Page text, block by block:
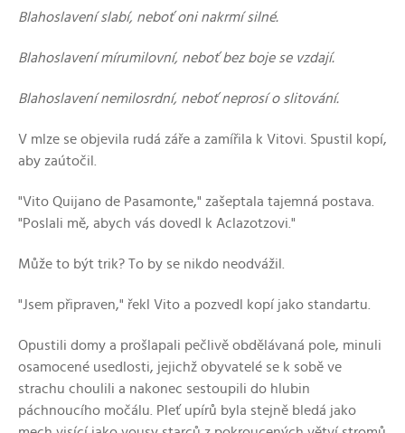
Blahoslavení slabí, neboť oni nakrmí silné.
Blahoslavení mírumilovní, neboť bez boje se vzdají.
Blahoslavení nemilosrdní, neboť neprosí o slitování.
V mlze se objevila rudá záře a zamířila k Vitovi. Spustil kopí,
aby zaútočil.
"Vito Quijano de Pasamonte," zašeptala tajemná postava.
"Poslali mě, abych vás dovedl k Aclazotzovi."
Může to být trik? To by se nikdo neodvážil.
"Jsem připraven," řekl Vito a pozvedl kopí jako standartu.
Opustili domy a prošlapali pečlivě obdělávaná pole, minuli
osamocené usedlosti, jejichž obyvatelé se k sobě ve
strachu choulili a nakonec sestoupili do hlubin
páchnoucího močálu. Pleť upírů byla stejně bledá jako